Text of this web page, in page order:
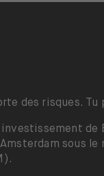
Invite
des risques.
de
Amsterdam sous